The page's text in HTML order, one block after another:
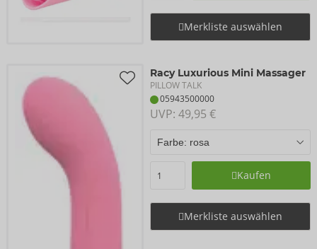
Merkliste auswählen
Racy Luxurious Mini Massager
PILLOW TALK
05943500000
UVP: 49,95 €
Kaufen
Merkliste auswählen